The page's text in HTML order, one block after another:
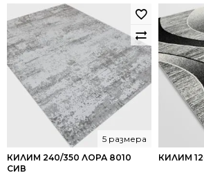
КИЛИМ 240/350 ЛОРА 8010
СИВ
5 размера
КИЛИМ